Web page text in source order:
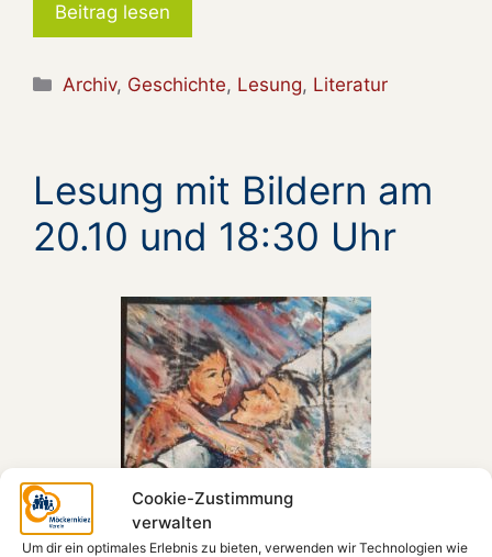
Cookie-Zustimmung
verwalten
Um dir ein optimales Erlebnis zu bieten, verwenden wir Technologien wie
Beitrag lesen
Kategorien
Archiv, Geschichte, Lesung, Literatur
Lesung mit Bildern am
20.10 und 18:30 Uhr